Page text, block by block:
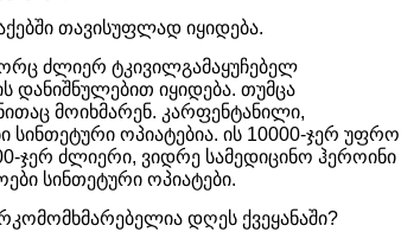
თავისუფლად იყიდება.
ძლიერ ტკივილგამაყუჩებელ
დანიშნულებით იყიდება. თუმცა
მოიხმარენ. კარფენტანილი,
სინთეტური ოპიატებია. ის 10000-ჯერ უფრო
ჯერ ძლიერი, ვიდრე სამედიცინო ჰეროინი
სინთეტური ოპიატები.
დღეს ქვეყანაში?